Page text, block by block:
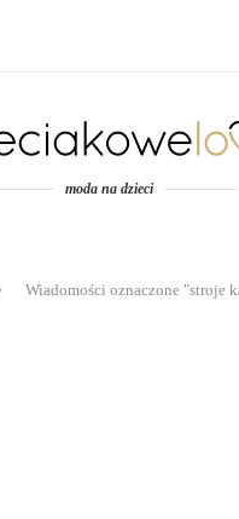
moda na dzieci
Wiadomości oznaczone "stroje